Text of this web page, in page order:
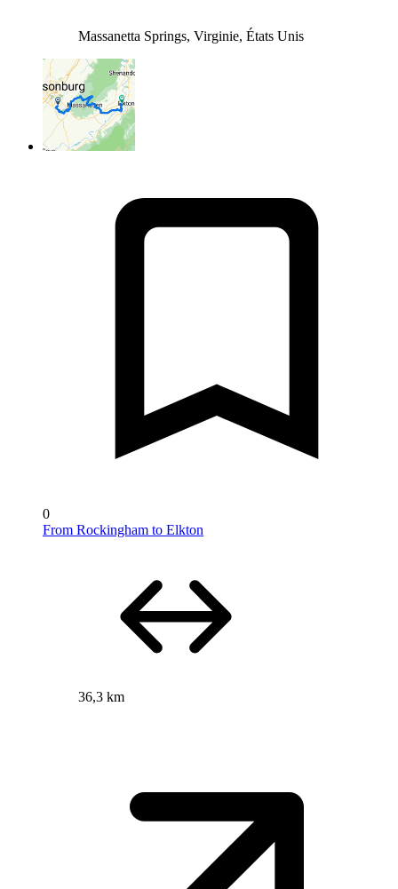
Massanetta Springs, Virginie, États Unis
0
From Rockingham to Elkton
36,3 km